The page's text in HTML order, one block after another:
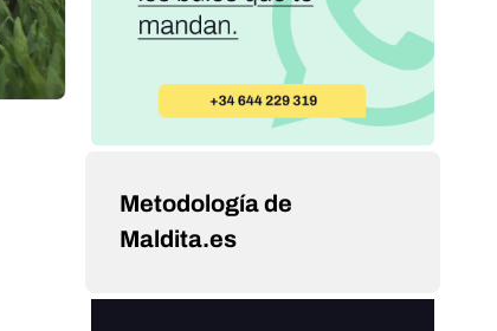
Metodología de
Maldita.es